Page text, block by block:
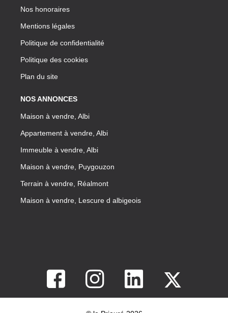
Nos honoraires
Mentions légales
Politique de confidentialité
Politique des cookies
Plan du site
NOS ANNONCES
Maison à vendre, Albi
Appartement à vendre, Albi
Immeuble à vendre, Albi
Maison à vendre, Puygouzon
Terrain à vendre, Réalmont
Maison à vendre, Lescure d albigeois